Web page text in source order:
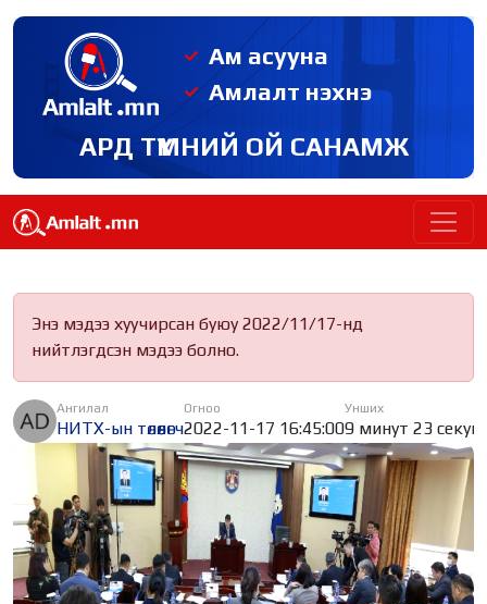
Ам асууна
Амлалт нэхнэ
АРД ТҮМНИЙ ОЙ САНАМЖ
Энэ мэдээ хуучирсан буюу 2022/11/17-нд
нийтлэгдсэн мэдээ болно.
Ангилал
НИТХ-ын төлөөлөгч
Огноо
2022-11-17 16:45:00
Унших
9 минут 23